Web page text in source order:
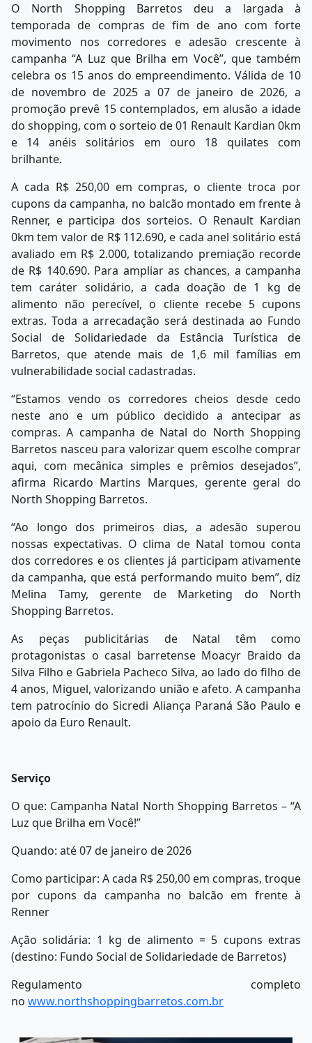
O North Shopping Barretos deu a largada à
temporada de compras de fim de ano com forte
movimento nos corredores e adesão crescente à
campanha “A Luz que Brilha em Você”, que também
celebra os 15 anos do empreendimento. Válida de 10
de novembro de 2025 a 07 de janeiro de 2026, a
promoção prevê 15 contemplados, em alusão a idade
do shopping, com o sorteio de 01 Renault Kardian 0km
e 14 anéis solitários em ouro 18 quilates com
brilhante.
A cada R$ 250,00 em compras, o cliente troca por
cupons da campanha, no balcão montado em frente à
Renner, e participa dos sorteios. O Renault Kardian
0km tem valor de R$ 112.690, e cada anel solitário está
avaliado em R$ 2.000, totalizando premiação recorde
de R$ 140.690. Para ampliar as chances, a campanha
tem caráter solidário, a cada doação de 1 kg de
alimento não perecível, o cliente recebe 5 cupons
extras. Toda a arrecadação será destinada ao Fundo
Social de Solidariedade da Estância Turística de
Barretos, que atende mais de 1,6 mil famílias em
vulnerabilidade social cadastradas.
“Estamos vendo os corredores cheios desde cedo
neste ano e um público decidido a antecipar as
compras. A campanha de Natal do North Shopping
Barretos nasceu para valorizar quem escolhe comprar
aqui, com mecânica simples e prêmios desejados”,
afirma Ricardo Martins Marques, gerente geral do
North Shopping Barretos.
“Ao longo dos primeiros dias, a adesão superou
nossas expectativas. O clima de Natal tomou conta
dos corredores e os clientes já participam ativamente
da campanha, que está performando muito bem”, diz
Melina Tamy, gerente de Marketing do North
Shopping Barretos.
As peças publicitárias de Natal têm como
protagonistas o casal barretense Moacyr Braido da
Silva Filho e Gabriela Pacheco Silva, ao lado do filho de
4 anos, Miguel, valorizando união e afeto. A campanha
tem patrocínio do Sicredi Aliança Paraná São Paulo e
apoio da Euro Renault.
Serviço
O que: Campanha Natal North Shopping Barretos – “A
Luz que Brilha em Você!”
Quando: até 07 de janeiro de 2026
Como participar: A cada R$ 250,00 em compras, troque
por cupons da campanha no balcão em frente à
Renner
Ação solidária: 1 kg de alimento = 5 cupons extras
(destino: Fundo Social de Solidariedade de Barretos)
Regulamento completo
no www.northshoppingbarretos.com.br